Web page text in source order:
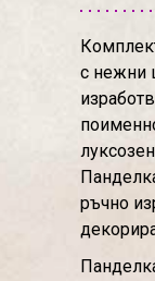
с нежни
ръчно